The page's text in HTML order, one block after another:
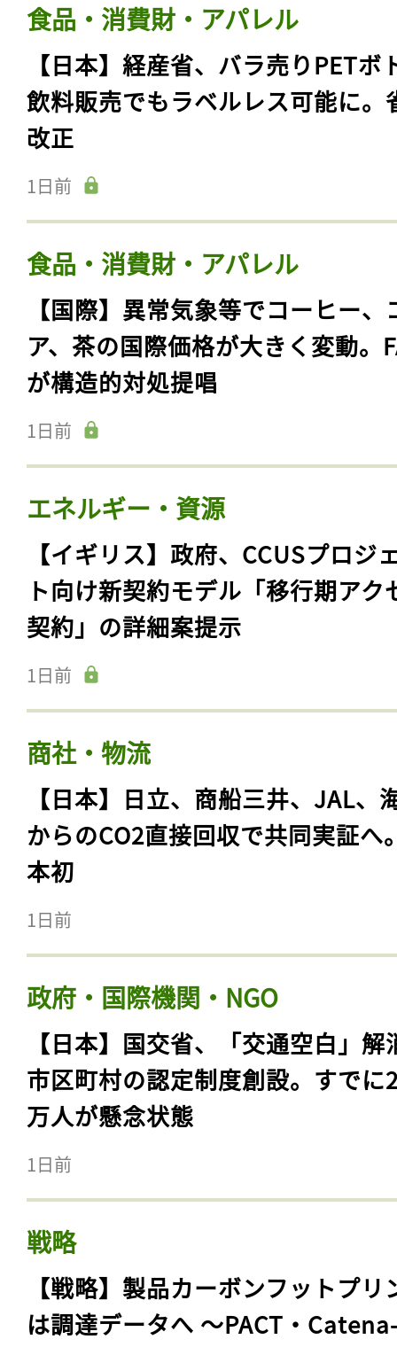
食品・消費財・アパレル
【日本】経産省、バラ売りPETボ
飲料販売でもラベルレス可能に。
改正
1日前
食品・消費財・アパレル
【国際】異常気象等でコーヒー、
ア、茶の国際価格が大きく変動。
が構造的対処提唱
1日前
エネルギー・資源
【イギリス】政府、CCUSプロジ
ト向け新契約モデル「移行期アク
契約」の詳細案提示
1日前
商社・物流
【日本】日立、商船三井、JAL、
からのCO2直接回収で共同実証へ
本初
1日前
政府・国際機関・NGO
【日本】国交省、「交通空白」解
市区町村の認定制度創設。すでに
万人が懸念状態
1日前
戦略
【戦略】製品カーボンフットプリ
は調達データへ 〜PACT・